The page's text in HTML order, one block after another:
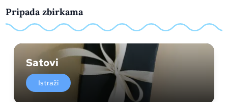
Pripada zbirkama
Satovi
Istraži